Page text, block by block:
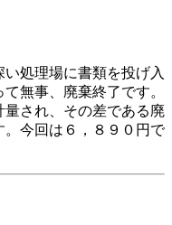
処理場に書類を投げ入
無事、廃棄終了です。
され、その差である廃
今回は６，８９０円で